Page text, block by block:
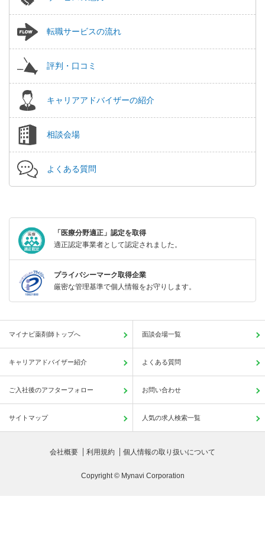
転職サービスの流れ
評判・口コミ
キャリアアドバイザーの紹介
相談会場
よくある質問
「医療分野適正」認定を取得
適正認定事業者として認定されました。
プライバシーマーク取得企業
厳密な管理基準で個人情報をお守りします。
マイナビ薬剤師トップへ 面談会場一覧
キャリアアドバイザー紹介 よくある質問
ご入社後のアフターフォロー お問い合わせ
サイトマップ 人気の求人検索一覧
会社概要 利用規約 個人情報の取り扱いについて
Copyright © Mynavi Corporation